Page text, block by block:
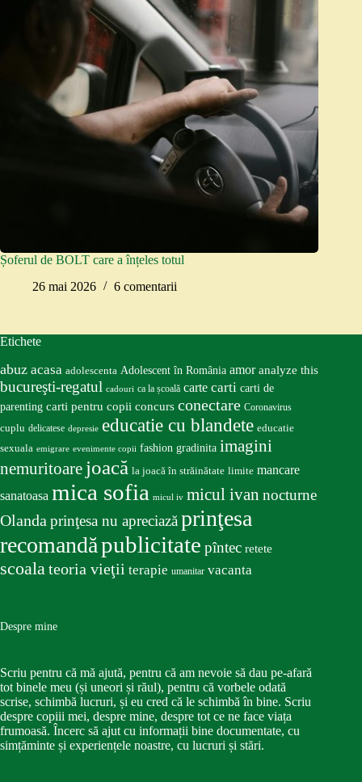
Șoferul de BOLT care a înțeles totul
26 mai 2026
6 comentarii
Etichete
abuz acasa adolescenta Adolescent în România amor analyze this
bucureşti-regatul cadouri ca la școală carte carti carti de
parenting carti pentru copii concurs conectare Coronavirus
cuplu delicatese depresie educatie cu blandete educatie
sexuala emigrare evenimente copii fashion gradinita imagini
nemuritoare joacă la joacă în străinătate limite mancare
sanatoasa mica sofia micul iv micul ivan nocturne
Olandaprinţesa nu apreciazăprinţesa
recomandăpublicitate pîntec retete
scoalateoria vieţii terapie umanitar vacanta
Despre mine
Scriu pentru că mă ajută, pentru că am nevoie să dau pe-afară
tot binele meu (și uneori și răul), pentru că vorbele odată
scrise, schimbă lucruri, și eu cred că le schimbă în bine. Scriu
despre copiii mei, despre mine, despre tot ce ne face viața
frumoasă. Încerc să ajut cu informații bine documentate, cu
simțăminte și experiențele noastre, cu lucruri și stări.